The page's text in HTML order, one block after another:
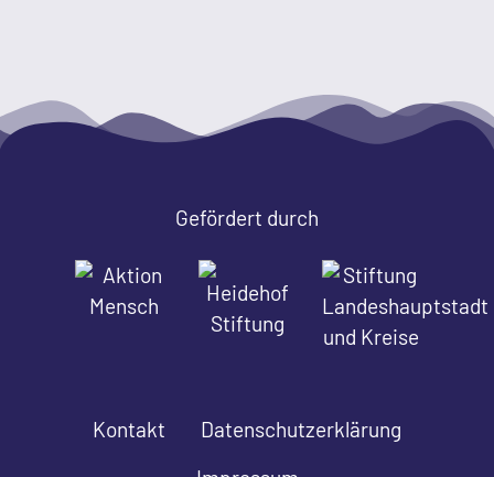
Gefördert durch
Kontakt
Datenschutzerklärung